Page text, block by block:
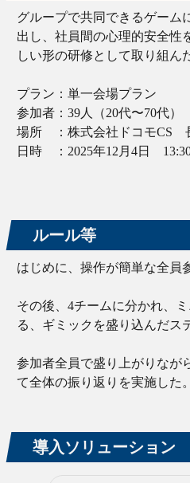
グループで共同できるゲーム
出し、社員間の心理的安全性
しい形の研修として取り組ん
プラン：単一会場プラン
参加者：39人（20代〜70代）
場所 ：株式会社ドコモCS
日時 ：2025年12月4日
ルール等
はじめに、操作が簡単な全員
その後、4チームに分かれ、
る、ギミックを盛り込んだス
参加者全員で盛り上がりなが
て全体の振り返りを実施した。
導入ソリューション